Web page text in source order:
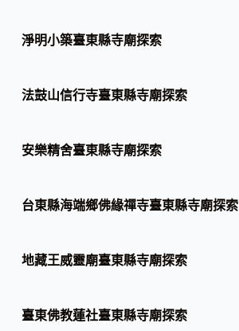
淨明小築臺東縣寺廟探索
法鼓山信行寺臺東縣寺廟探索
安樂精舍臺東縣寺廟探索
台東縣海端鄉佛緣禪寺臺東縣寺廟探索
地藏王威靈廟臺東縣寺廟探索
臺東佛教蓮社臺東縣寺廟探索